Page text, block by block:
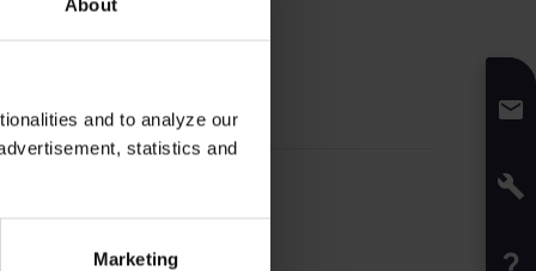
About
and to analyze our
statistics and
Marketing